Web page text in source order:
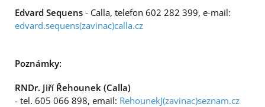
Edvard Sequens - Calla, telefon 602 282 399, e-mail:
edvard.sequens(zavinac)calla.cz
Poznámky:
RNDr. Jiří Řehounek (Calla)
- tel. 605 066 898, email: RehounekJ(zavinac)seznam.cz